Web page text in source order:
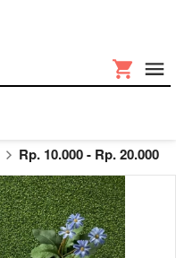
Rp. 10.000 - Rp. 20.000